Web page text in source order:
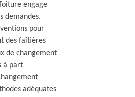
engage
demandes.
pour
des faîtières
de changement
à part
adéquates